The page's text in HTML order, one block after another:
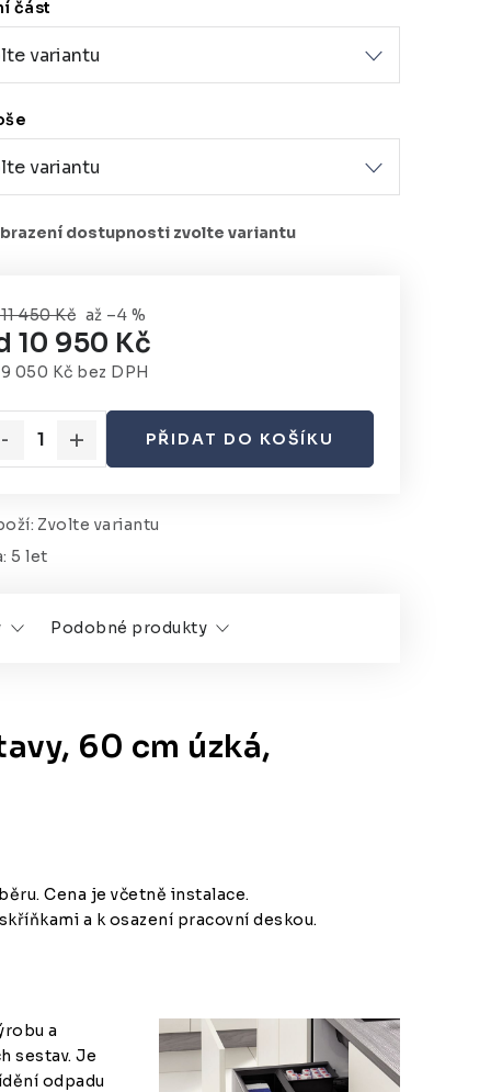
část
450 Kč až –4 %
10 950 Kč
9 050 Kč bez DPH
PŘIDAT DO KOŠÍKU
Zvolte variantu
: 5 let
Podobné produkty
60 cm úzká,
Cena je včetně instalace.
a k osazení pracovní deskou.
a
sestav. Je
odpadu